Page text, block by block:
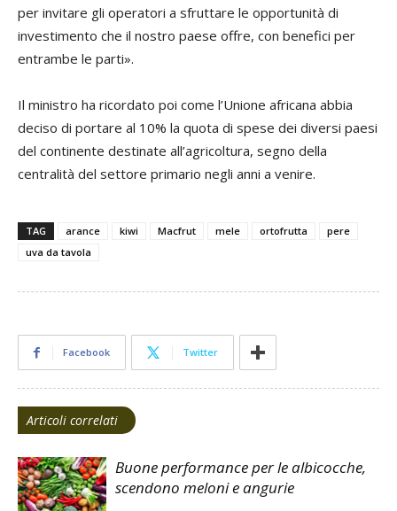
per invitare gli operatori a sfruttare le opportunità di
investimento che il nostro paese offre, con benefici per
entrambe le parti».
Il ministro ha ricordato poi come l’Unione africana abbia
deciso di portare al 10% la quota di spese dei diversi paesi
del continente destinate all’agricoltura, segno della
centralità del settore primario negli anni a venire.
TAG arance kiwi Macfrut mele ortofrutta
pere
uva da tavola
Facebook Twitter
Articoli correlati
Buone performance per le albicocche,
scendono meloni e angurie